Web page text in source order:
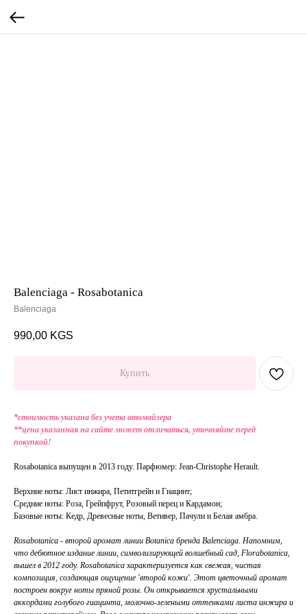
Balenciaga - Rosabotanica
Balenciaga
990,00 KGS
Купить
*стоимость указана без учета атомайзера
**цена указанная на сайте может отличаться, уточняйте перед
покупкой!
Rosabotanica выпущен в 2013 году. Парфюмер: Jean-Christophe Herault.
Верхние ноты: Лист инжира, Петитгрейн и Гиацинт;
Средние ноты: Роза, Грейпфрут, Розовый перец и Кардамон;
Базовые ноты: Кедр, Древесные ноты, Ветивер, Пачули и Белая амбра.
Rosabotanica - второй аромат линии Botanica бренда Balenciaga. Напомним,
что дебютное издание линии, символизирующей волшебный сад, Florabotanica,
вышел в 2012 году. Rosabotanica характеризуется как свежая, чистая
композиция, создающая ощущение 'второй кожи'. Этот цветочный аромат
построен вокруг ноты пряной розы. Он открывается хрустальными
аккордами голубого гиацинта, молочно-зелеными оттенками листа инжира и